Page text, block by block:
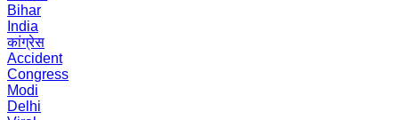
Bihar
India
कांग्रेस
Accident
Congress
Modi
Delhi